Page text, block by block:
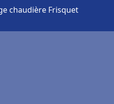
chaudière Frisquet